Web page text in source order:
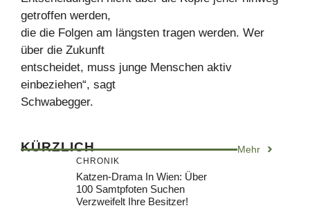
getroffen werden,
die die Folgen am längsten tragen werden. Wer
über die Zukunft
entscheidet, muss junge Menschen aktiv
einbeziehen“, sagt
Schwabegger.
KÜRZLICH Mehr
CHRONIK
Katzen-Drama In Wien: Über
100 Samtpfoten Suchen
Verzweifelt Ihre Besitzer!